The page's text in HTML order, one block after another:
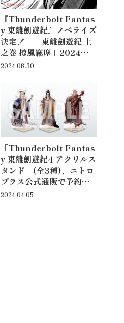
『Thunderbolt Fantas
y 東離劍遊紀』ノベライズ
決定！ 「東離劍遊紀 上
之巻 掠風竊塵」2024年9
月18日(水)発売予定!!
2024.08.30
「Thunderbolt Fantas
y 東離劍遊紀4 アクリルス
タンド」(全3種)、ニトロ
プラス公式通販で予約開
始！
2024.04.05